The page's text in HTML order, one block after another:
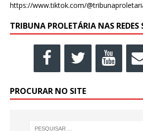
https://www.tiktok.com/
TRIBUNA PROLETÁRIA NAS REDES
PROCURAR NO SITE